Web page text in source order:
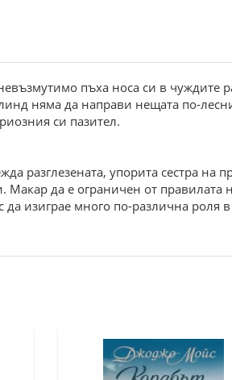
пъха носа си в чуждите
няма да направи нещата по-
си пазител.
разглезената, упорита сестра на
да е ограничен от правилата
изиграе много по-различна роля